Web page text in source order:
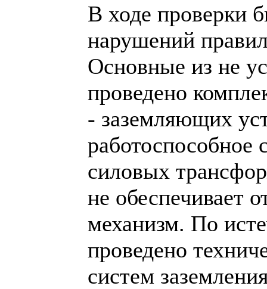
В ходе проверки
нарушений
Основные из не
проведено
- заземляющих
работоспособное
силовых
не обеспечивает
механизм. По
проведено
систем